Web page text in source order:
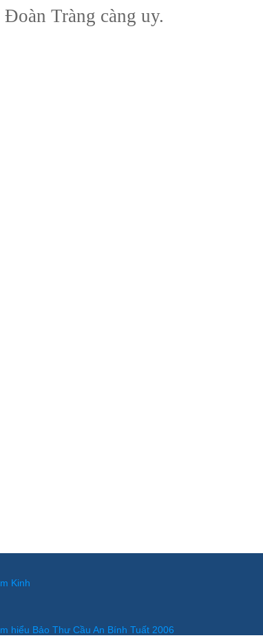
Tràng càng uy.
Kinh
hiểu Bảo Thư Cầu An Bính Tuất 2006